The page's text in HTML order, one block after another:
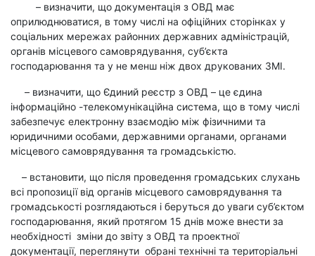
– визначити, що документація з ОВД має
оприлюднюватися, в тому числі на офіційних сторінках у
соціальних мережах районних державних адміністрацій,
органів місцевого самоврядування, суб’єкта
господарювання та у не менш ніж двох друкованих ЗМІ.
– визначити, що Єдиний реєстр з ОВД – це єдина
інформаційно -телекомунікаційна система, що в тому числі
забезпечує електронну взаємодію між фізичними та
юридичними особами, державними органами, органами
місцевого самоврядування та громадськістю.
– встановити, що після проведення громадських слухань
всі пропозиції від органів місцевого самоврядування та
громадськості розглядаються і беруться до уваги суб’єктом
господарювання, який протягом 15 днів може внести за
необхідності зміни до звіту з ОВД та проектної
документації, переглянути обрані технічні та територіальні